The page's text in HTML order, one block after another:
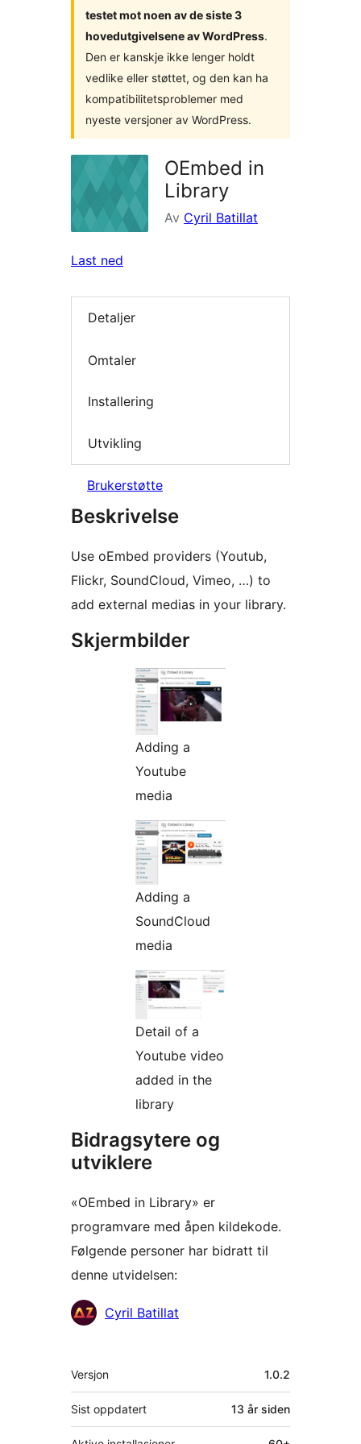
testet mot noen av de siste 3
hovedutgivelsene av WordPress.
Den er kanskje ikke lenger holdt
vedlike eller støttet, og den kan ha
kompatibilitetsproblemer med
nyeste versjoner av WordPress.
OEmbed in
Library
Av Cyril Batillat
Last ned
Detaljer
Omtaler
Installering
Utvikling
Brukerstøtte
Beskrivelse
Use oEmbed providers (Youtub,
Flickr, SoundCloud, Vimeo, …) to
add external medias in your library.
Skjermbilder
Adding a
Youtube
media
Adding a
SoundCloud
media
Detail of a
Youtube video
added in the
library
Bidragsytere og
utviklere
«OEmbed in Library» er
programvare med åpen kildekode.
Følgende personer har bidratt til
denne utvidelsen:
Bidragsytere
Cyril Batillat
Meta
Versjon 1.0.2
Sist oppdatert 13 år siden